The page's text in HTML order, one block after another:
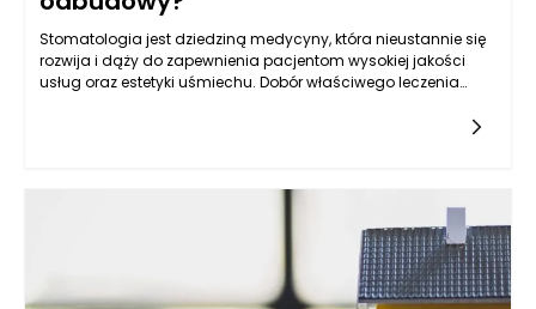
Stomatologia jest dziedziną medycyny, która nieustannie się
rozwija i dąży do zapewnienia pacjentom wysokiej jakości
usług oraz estetyki uśmiechu. Dobór właściwego leczenia
korzeni zęba, może wymagać zaawansowanej diagnostyki
dysponuje narzędziami oraz wiedzą, aby dokładnie ocenić,
nowoczesnym technologiom, takim jak zdjęcia rentgenowskie
czy tomografia komputerowa, można mieć pewność, że
podejmowane decyzje są zawsze oparte na rzetelnych
danych.